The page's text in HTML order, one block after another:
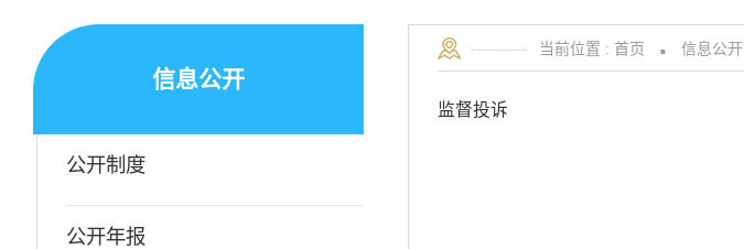
信息公开
公开制度
公开年报
当前位置 :首页 ■ 信息公开
监督投诉